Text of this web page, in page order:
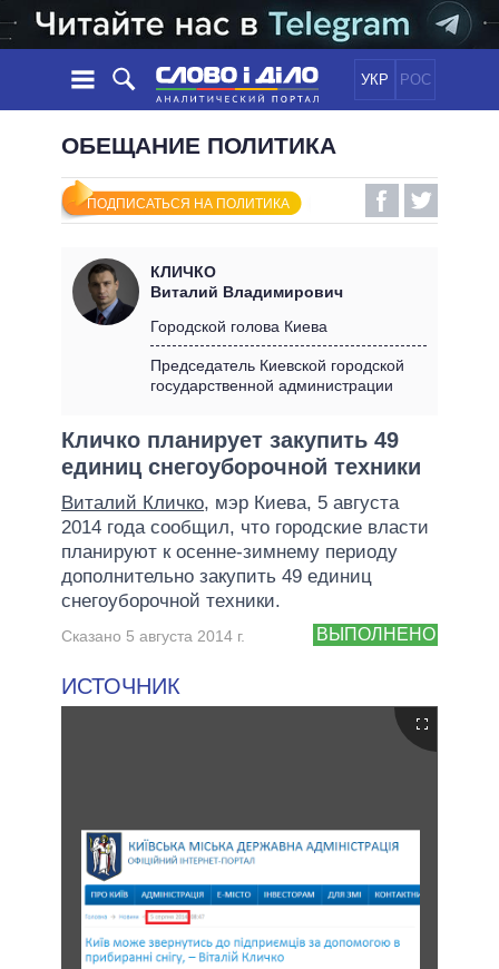
УКР РОС
НОВОСТИ
ЛЕНТА
СОБЫТИЯ
СТАТЬИ
МНЕНИЯ
ОБЗОРЫ
ДАЙДЖЕСТЫ
ПОЛИТИКА
ЭКОНОМИКА
МИР
ОБЕЩАНИЯ
ВСЕ ПОЛИТИКИ
ПРЕЗИДЕНТ И ОФИС
КАБИНЕТ МИНИСТРОВ
МЭРЫ
ВСЕ ПЕРСОНЫ
ИНФОГРАФИКА
ВИДЕО
ПОДДЕРЖАТЬ
СРАВНЕНИЕ ПОЛИТИКОВ
ОБЕЩАНИЕ ПОЛИТИКА
ПОДПИСАТЬСЯ НА ПОЛИТИКА
КЛИЧКО
Виталий Владимирович
Городской голова Киева
Председатель Киевской городской
государственной администрации
Кличко планирует закупить 49
единиц снегоуборочной техники
Виталий Кличко, мэр Киева, 5 августа
2014 года сообщил, что городские власти
планируют к осенне-зимнему периоду
дополнительно закупить 49 единиц
снегоуборочной техники.
ВЫПОЛНЕНО
Сказано 5 августа 2014 г.
ИСТОЧНИК